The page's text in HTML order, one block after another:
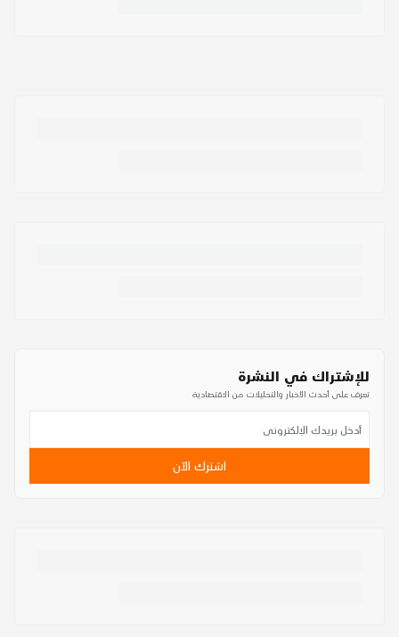
للإشتراك في النشرة
تعرف على أحدث الأخبار والتحليلات من الاقتصادية
اشترك الآن